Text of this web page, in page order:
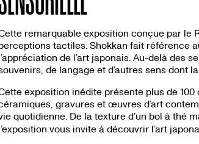
remarquable exposition conçue par le
tactiles. Shokkan fait référence
de l’art japonais. Au-delà des
de langage et d’autres sens dontla
exposition inédite présente plus de
gravures et œuvres d’art
quotidienne. De la texture d’un bol à thé
vous invite à découvrir l’art